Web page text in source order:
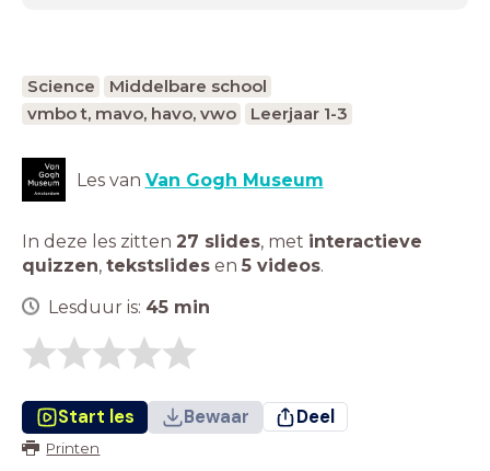
Science
Middelbare school
vmbo t, mavo, havo, vwo
Leerjaar 1-3
Les van Van Gogh Museum
In deze les zitten 27 slides, met interactieve
quizzen, tekstslides en 5 videos.
Lesduur is: 45 min
Start les Bewaar Deel
Printen